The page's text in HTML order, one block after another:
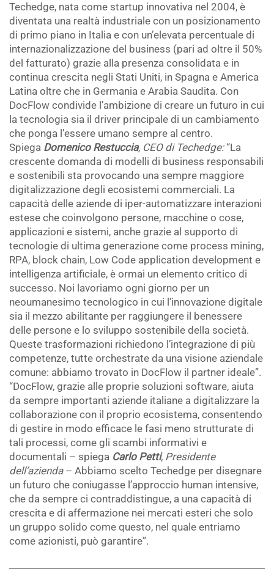
Techedge, nata come startup innovativa nel 2004, è
diventata una realtà industriale con un posizionamento
di primo piano in Italia e con un’elevata percentuale di
internazionalizzazione del business (pari ad oltre il 50%
del fatturato) grazie alla presenza consolidata e in
continua crescita negli Stati Uniti, in Spagna e America
Latina oltre che in Germania e Arabia Saudita. Con
DocFlow condivide l’ambizione di creare un futuro in cui
la tecnologia sia il driver principale di un cambiamento
che ponga l’essere umano sempre al centro.
Spiega Domenico Restuccia, CEO di Techedge: “La
crescente domanda di modelli di business responsabili
e sostenibili sta provocando una sempre maggiore
digitalizzazione degli ecosistemi commerciali. La
capacità delle aziende di iper-automatizzare interazioni
estese che coinvolgono persone, macchine o cose,
applicazioni e sistemi, anche grazie al supporto di
tecnologie di ultima generazione come process mining,
RPA, block chain, Low Code application development e
intelligenza artificiale, è ormai un elemento critico di
successo. Noi lavoriamo ogni giorno per un
neoumanesimo tecnologico in cui l’innovazione digitale
sia il mezzo abilitante per raggiungere il benessere
delle persone e lo sviluppo sostenibile della società.
Queste trasformazioni richiedono l’integrazione di più
competenze, tutte orchestrate da una visione aziendale
comune: abbiamo trovato in DocFlow il partner ideale”.
“DocFlow, grazie alle proprie soluzioni software, aiuta
da sempre importanti aziende italiane a digitalizzare la
collaborazione con il proprio ecosistema, consentendo
di gestire in modo efficace le fasi meno strutturate di
tali processi, come gli scambi informativi e
documentali – spiega Carlo Petti, Presidente
dell’azienda– Abbiamo scelto Techedge per disegnare
un futuro che coniugasse l’approccio human intensive,
che da sempre ci contraddistingue, a una capacità di
crescita e di affermazione nei mercati esteri che solo
un gruppo solido come questo, nel quale entriamo
come azionisti, può garantire”.